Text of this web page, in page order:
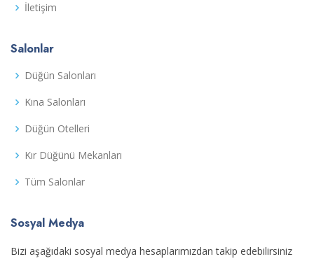
İletişim
Salonlar
Düğün Salonları
Kına Salonları
Düğün Otelleri
Kır Düğünü Mekanları
Tüm Salonlar
Sosyal Medya
Bizi aşağıdaki sosyal medya hesaplarımızdan takip edebilirsiniz